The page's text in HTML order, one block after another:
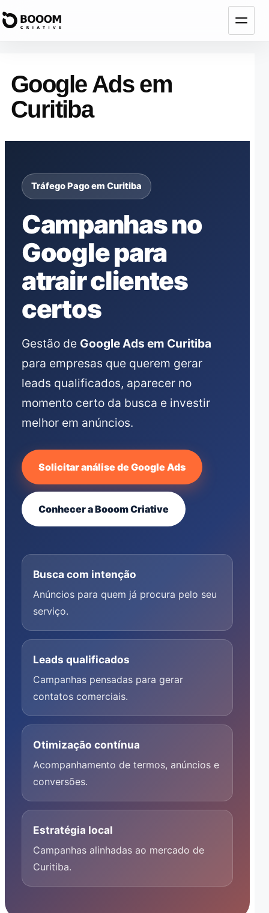
Abrir
Google Ads em
Curitiba
Tráfego Pago em Curitiba
Campanhas no
Google para
atrair clientes
certos
Gestão de Google Ads em Curitiba
para empresas que querem gerar
leads qualificados, aparecer no
momento certo da busca e investir
melhor em anúncios.
Solicitar análise de Google Ads
Conhecer a Booom Criative
Busca com intenção
Anúncios para quem já procura pelo seu
serviço.
Leads qualificados
Campanhas pensadas para gerar
contatos comerciais.
Otimização contínua
Acompanhamento de termos, anúncios e
conversões.
Estratégia local
Campanhas alinhadas ao mercado de
Curitiba.